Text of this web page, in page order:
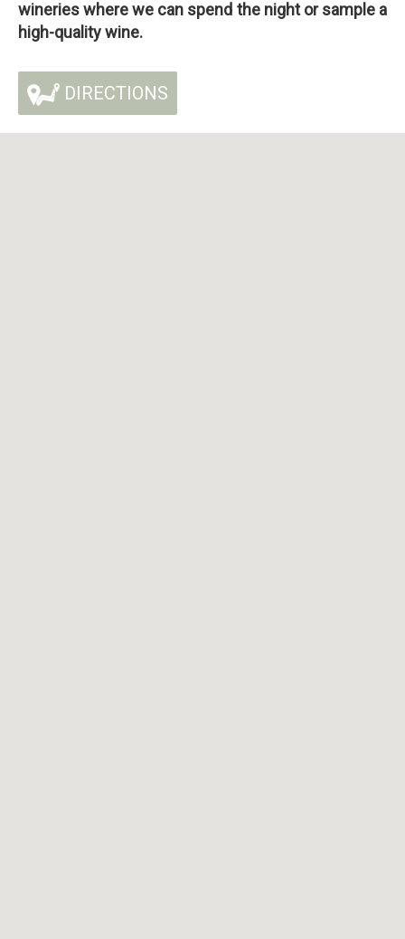
wineries where we can spend the night or sample a
high-quality wine.
DIRECTIONS